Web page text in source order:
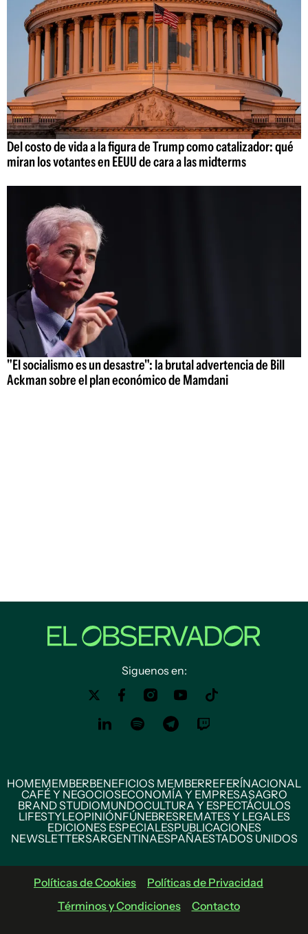
Del costo de vida a la figura de Trump como catalizador: qué
miran los votantes en EEUU de cara a las midterms
"El socialismo es un desastre": la brutal advertencia de Bill
Ackman sobre el plan económico de Mamdani
Siguenos en:
HOMEMEMBERBENEFICIOS MEMBERREFERÍNACIONAL
CAFÉ Y NEGOCIOSECONOMÍA Y EMPRESASAGRO
BRAND STUDIOMUNDOCULTURA Y ESPECTÁCULOS
LIFESTYLEOPINIÓNFÚNEBRESREMATES Y LEGALES
EDICIONES ESPECIALESPUBLICACIONES
NEWSLETTERSARGENTINAESPAÑAESTADOS UNIDOS
Políticas de Cookies
Políticas de Privacidad
Términos y Condiciones
Contacto